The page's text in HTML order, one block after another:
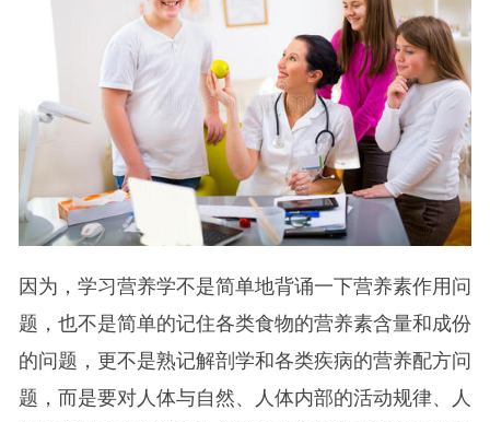
因为，学习营养学不是简单地背诵一下营养素作用问
题，也不是简单的记住各类食物的营养素含量和成份
的问题，更不是熟记解剖学和各类疾病的营养配方问
题，而是要对人体与自然、人体内部的活动规律、人